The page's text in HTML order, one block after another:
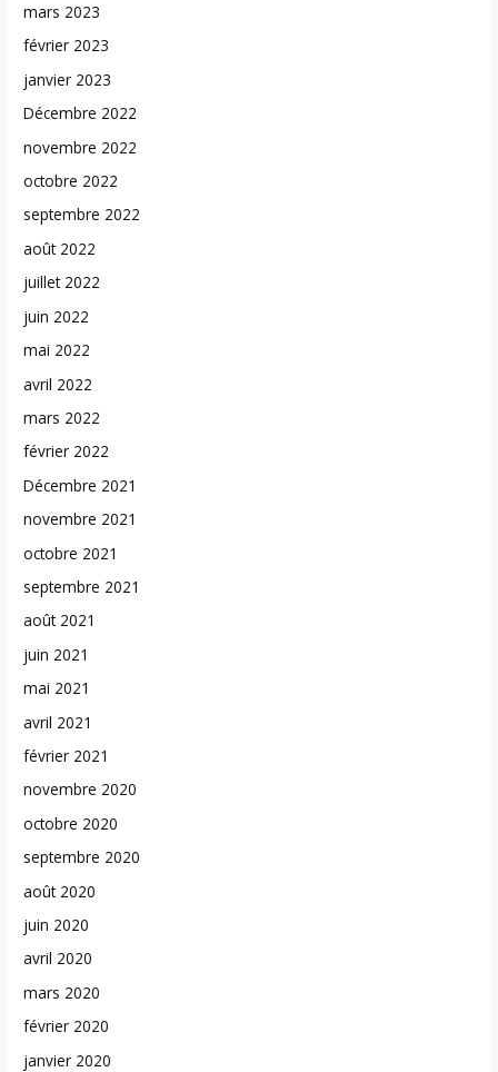
mars 2023
février 2023
janvier 2023
Décembre 2022
novembre 2022
octobre 2022
septembre 2022
août 2022
juillet 2022
juin 2022
mai 2022
avril 2022
mars 2022
février 2022
Décembre 2021
novembre 2021
octobre 2021
septembre 2021
août 2021
juin 2021
mai 2021
avril 2021
février 2021
novembre 2020
octobre 2020
septembre 2020
août 2020
juin 2020
avril 2020
mars 2020
février 2020
janvier 2020